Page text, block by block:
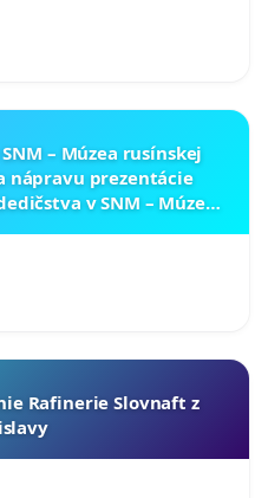
– Múzea rusínskej
nápravu prezentácie
v SNM – Múzeu
Rafinerie Slovnaft z